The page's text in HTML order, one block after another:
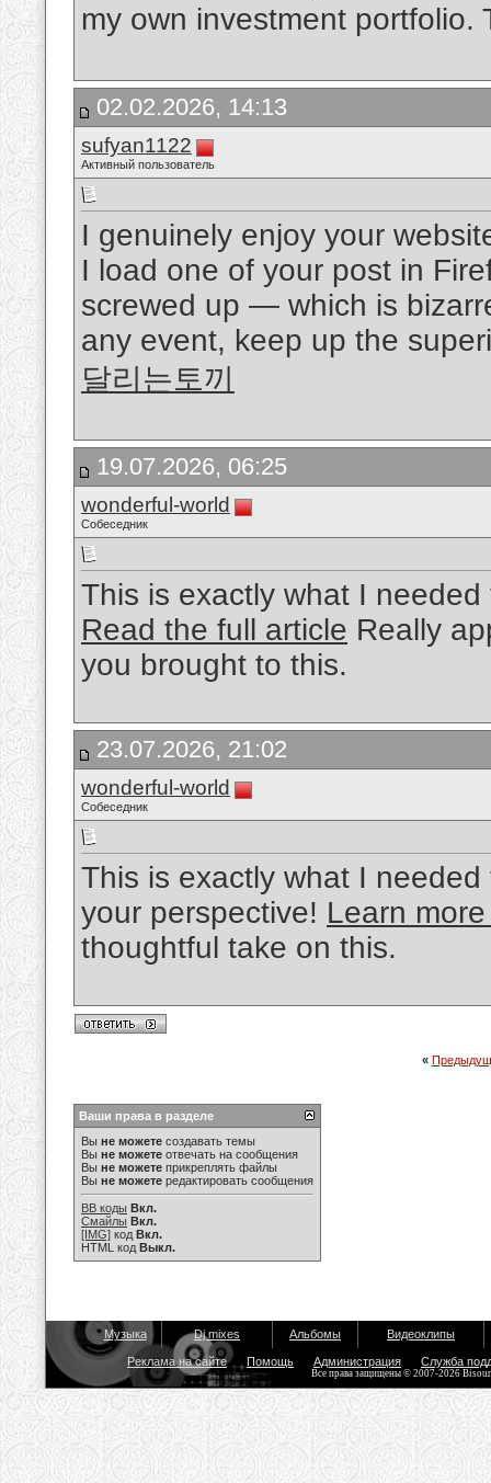
my own investment portfolio.
02.02.2026, 14:13
sufyan1122
Активный пользователь
I genuinely enjoy your
I load one of your post in
screwed up — which is
any event, keep up the
달리는토끼
19.07.2026, 06:25
wonderful-world
Собеседник
This is exactly what I
Read the full article Really
you brought to this.
23.07.2026, 21:02
wonderful-world
Собеседник
This is exactly what I
your perspective! Learn
thoughtful take on this.
«
Ваши права в разделе
Вы не можете создавать темы
Вы не можете отвечать на сообщения
Вы не можете прикреплять файлы
Вы не можете редактировать сообщения
BB коды Вкл.
Смайлы Вкл.
[IMG] код Вкл.
HTML код Выкл.
Музыка Dj mixes Альбомы Видеоклипы
Реклама на сайте Помощь Администрация Служба
Все права защищены © 2007-2026